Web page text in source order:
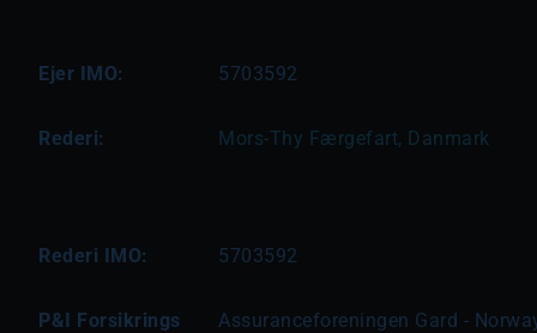
Ejer IMO: 5703592
Rederi: Mors-Thy Færgefart, Danmark
Rederi IMO: 5703592
P&I Forsikrings
Assuranceforeningen Gard -